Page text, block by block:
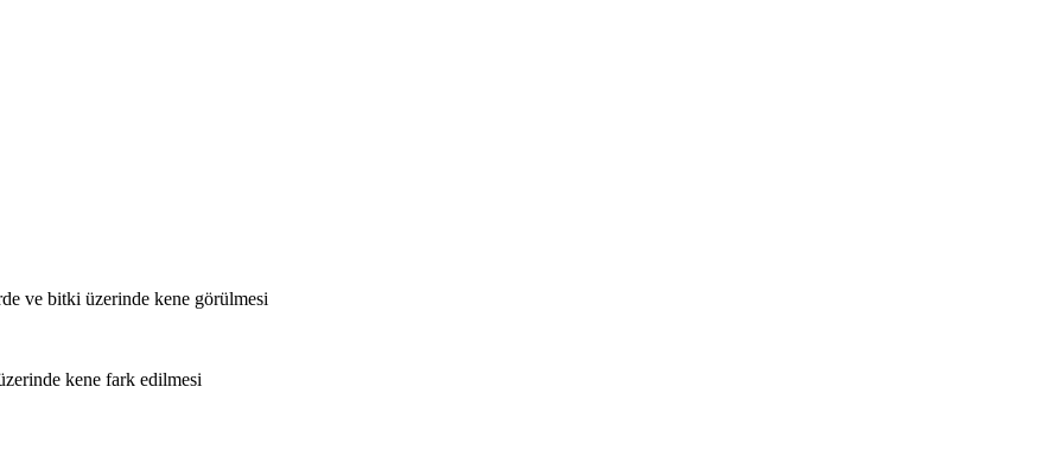
ve bitki üzerinde kene görülmesi
kene fark edilmesi